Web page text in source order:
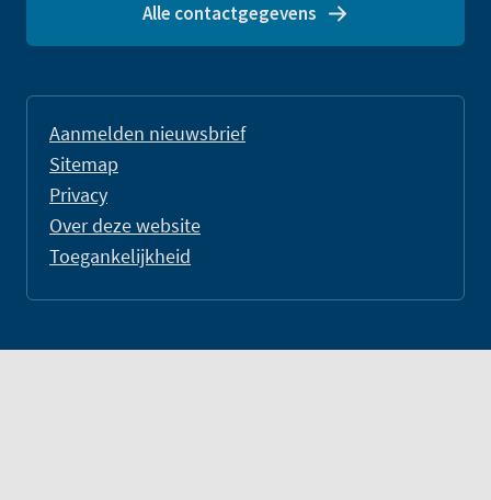
Alle contactgegevens
Aanmelden nieuwsbrief
Sitemap
Privacy
Over deze website
Toegankelijkheid